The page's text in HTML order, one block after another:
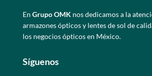
En Grupo OMKnos dedicamos a la
armazones ópticos y lentes de sol de
los negocios ópticos en México.
Síguenos